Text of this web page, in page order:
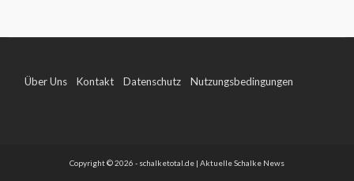
Über Uns Kontakt Datenschutz Nutzungsbedingungen
Copyright © 2026 - schalketotal.de | Aktuelle Schalke News